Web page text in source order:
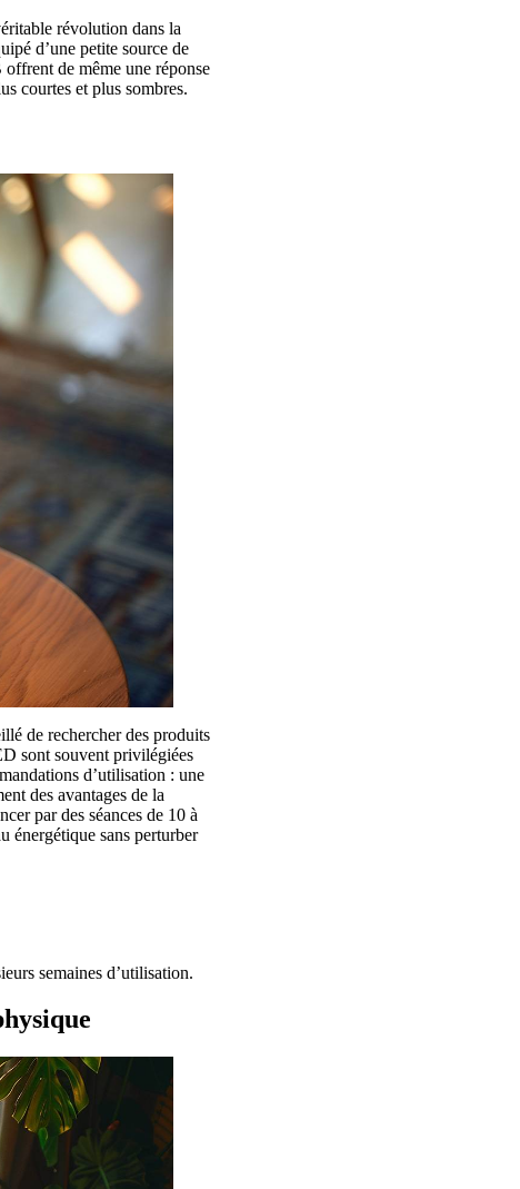
révolution dans la
d’une petite source de
de même une réponse
courtes et plus sombres.
de rechercher des produits
sont souvent privilégiées
d’utilisation : une
des avantages de la
par des séances de 10 à
énergétique sans perturber
semaines d’utilisation.